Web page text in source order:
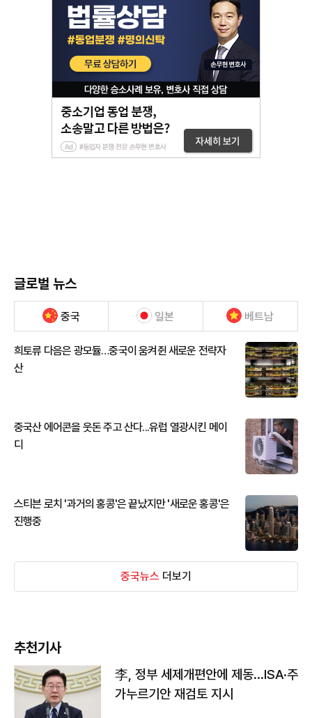
글로벌 뉴스
중국 일본 베트남
희토류 다음은 광모듈…중국이 움켜쥔 새로운 전략자
산
중국산 에어콘을 웃돈 주고 산다...유럽 열광시킨 메이
디
스티븐 로치 '과거의 홍콩'은 끝났지만 '새로운 홍콩'은
진행중
중국뉴스 더보기
추천기사
李, 정부 세제개편안에 제동…ISA·주
가누르기안 재검토 지시